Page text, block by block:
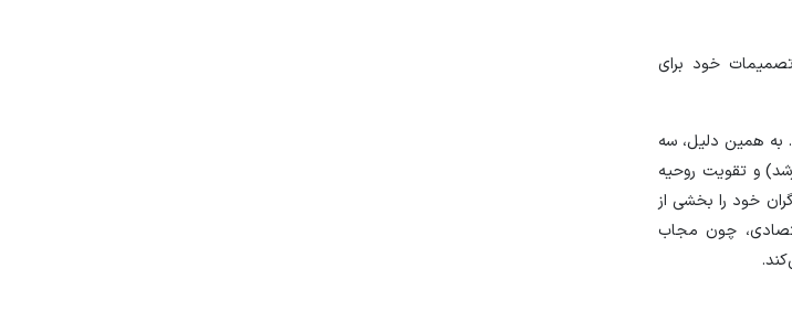
خود برای
به همین دلیل، سه
و تقویت روحیه
خود را بخشی از
چون مجاب